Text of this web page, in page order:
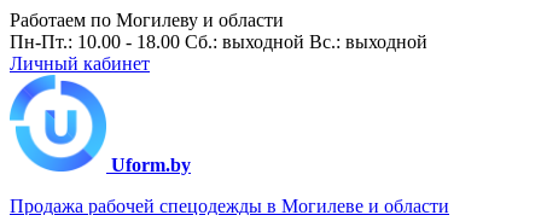
Работаем по Могилеву и области
Пн-Пт.: 10.00 - 18.00 Сб.: выходной Вс.: выходной
Личный кабинет
Uform.by
Продажа рабочей спецодежды в Могилеве и области